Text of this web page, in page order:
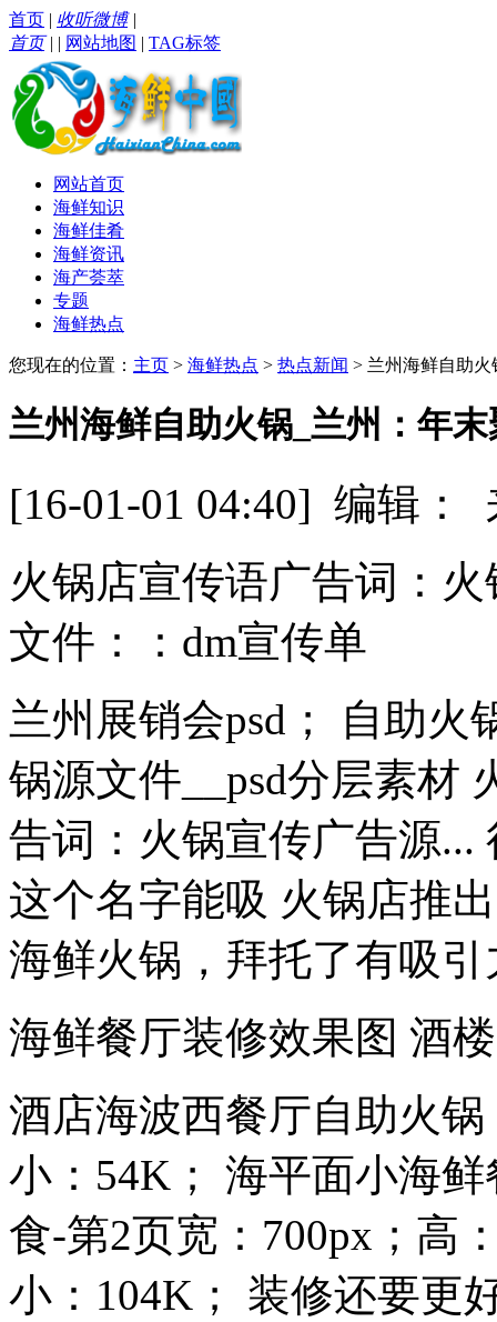
首页 | 收听微博|
首页| | 网站地图 | TAG标签
网站首页
海鲜知识
海鲜佳肴
海鲜资讯
海产荟萃
专题
海鲜热点
您现在的位置： 主页 > 海鲜热点 > 热点新闻 > 兰州海鲜自助火
兰州海鲜自助火锅_兰州：年
[16-01-01 04:40] 编辑
火锅店宣传语广告词：
文件：：dm宣传单
兰州展销会psd； 自助火
锅源文件__psd分层素材
告词：火锅宣传广告源...
这个名字能吸 火锅店推
海鲜火锅，拜托了有吸
海鲜餐厅装修效果图 酒
酒店海波西餐厅自助火
小：54K； 海平面小海
食-第2页宽：700px；高
小：104K； 装修还要更